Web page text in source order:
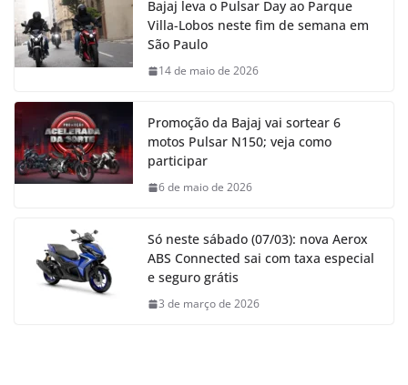
Bajaj leva o Pulsar Day ao Parque
Villa-Lobos neste fim de semana em
São Paulo
14 de maio de 2026
Promoção da Bajaj vai sortear 6
motos Pulsar N150; veja como
participar
6 de maio de 2026
Só neste sábado (07/03): nova Aerox
ABS Connected sai com taxa especial
e seguro grátis
3 de março de 2026